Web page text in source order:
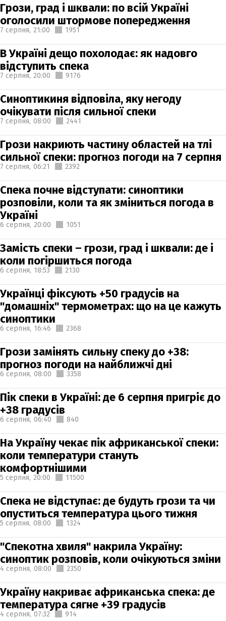
Грози, град і шквали: по всій Україні
оголосили штормове попередження
7 серпня, 21:00 1951
В Україні дещо похолодає: як надовго
відступить спека
7 серпня, 20:00 9176
Синоптикиня відповіла, яку негоду
очікувати після сильної спеки
7 серпня, 08:00 2441
Грози накриють частину областей на тлі
сильної спеки: прогноз погоди на 7 серпня
7 серпня, 06:21 2392
Спека почне відступати: синоптики
розповіли, коли та як зміниться погода в
Україні
6 серпня, 20:00 1051
Замість спеки – грози, град і шквали: де і
коли погіршиться погода
6 серпня, 18:53 2130
Українці фіксують +50 градусів на
"домашніх" термометрах: що на це кажуть
синоптики
6 серпня, 16:46 2368
Грози замінять сильну спеку до +38:
прогноз погоди на найближчі дні
6 серпня, 08:00 3358
Пік спеки в Україні: де 6 серпня пригріє до
+38 градусів
6 серпня, 06:40 840
На Україну чекає пік африканської спеки:
коли температури стануть
комфортнішими
5 серпня, 20:00 11500
Спека не відступає: де будуть грози та чи
опуститься температура цього тижня
5 серпня, 08:00 1324
"Спекотна хвиля" накрила Україну:
синоптик розповів, коли очікуються зміни
4 серпня, 08:00 2350
Україну накриває африканська спека: де
температура сягне +39 градусів
4 серпня, 07:32 914